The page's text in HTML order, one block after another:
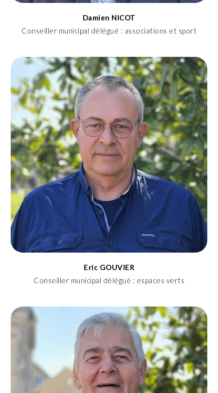
Damien NICOT
Conseiller municipal délégué : associations et sport
Eric GOUVIER
Conseiller municipal délégué : espaces verts